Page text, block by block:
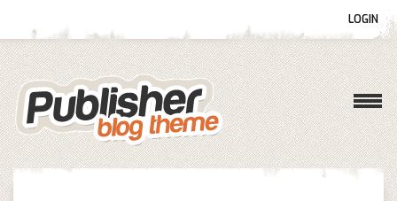
LOGIN
Gebruikersnaam
Wachtwoord